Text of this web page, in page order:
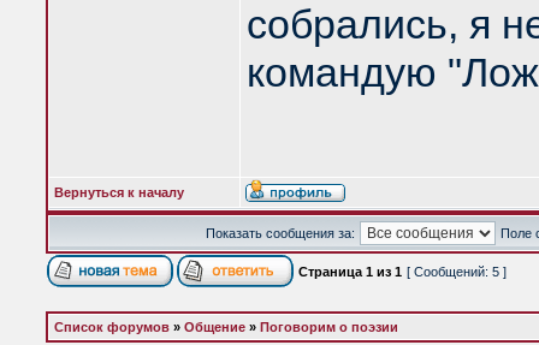
собрались, я
командую
Вернуться к началу
Показать сообщения за: Поле
Страница 1 из 1 [ Сообщений: 5 ]
Список форумов » Общение » Поговорим о поэзии